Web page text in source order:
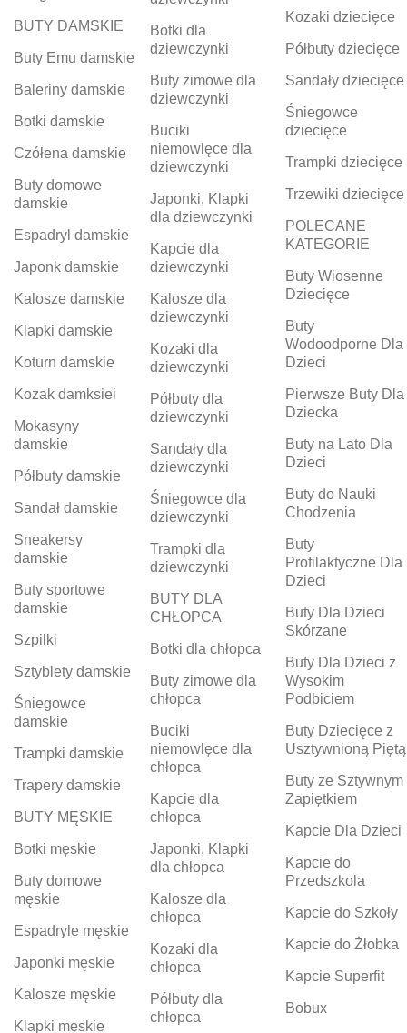
BUTY DAMSKIE
Buty Emu damskie
Baleriny damskie
Botki damskie
Czółena damskie
Buty domowe
damskie
Espadryl damskie
Japonk damskie
Kalosze damskie
Klapki damskie
Koturn damskie
Kozak damksiei
Mokasyny
damskie
Półbuty damskie
Sandał damskie
Sneakersy
damskie
Buty sportowe
damskie
Szpilki
Sztyblety damskie
Śniegowce
damskie
Trampki damskie
Trapery damskie
BUTY MĘSKIE
Botki męskie
Buty domowe
męskie
Espadryle męskie
Japonki męskie
Kalosze męskie
Klapki męskie
Botki dla
dziewczynki
Buty zimowe dla
dziewczynki
Buciki
niemowlęce dla
dziewczynki
Japonki, Klapki
dla dziewczynki
Kapcie dla
dziewczynki
Kalosze dla
dziewczynki
Kozaki dla
dziewczynki
Półbuty dla
dziewczynki
Sandały dla
dziewczynki
Śniegowce dla
dziewczynki
Trampki dla
dziewczynki
BUTY DLA
CHŁOPCA
Botki dla chłopca
Buty zimowe dla
chłopca
Buciki
niemowlęce dla
chłopca
Kapcie dla
chłopca
Japonki, Klapki
dla chłopca
Kalosze dla
chłopca
Kozaki dla
chłopca
Półbuty dla
chłopca
Kozaki dziecięce
Półbuty dziecięce
Sandały dziecięce
Śniegowce
dziecięce
Trampki dziecięce
Trzewiki dziecięce
POLECANE
KATEGORIE
Buty Wiosenne
Dziecięce
Buty
Wodoodporne Dla
Dzieci
Pierwsze Buty Dla
Dziecka
Buty na Lato Dla
Dzieci
Buty do Nauki
Chodzenia
Buty
Profilaktyczne Dla
Dzieci
Buty Dla Dzieci
Skórzane
Buty Dla Dzieci z
Wysokim
Podbiciem
Buty Dziecięce z
Usztywnioną Piętą
Buty ze Sztywnym
Zapiętkiem
Kapcie Dla Dzieci
Kapcie do
Przedszkola
Kapcie do Szkoły
Kapcie do Żłobka
Kapcie Superfit
Bobux